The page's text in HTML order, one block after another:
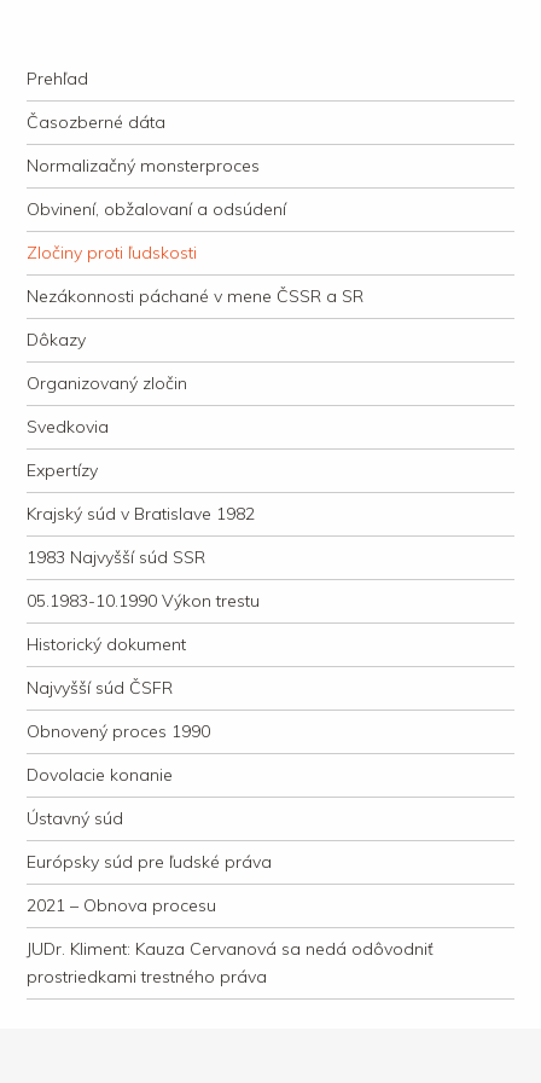
justície
Navigation
Skip to content
Prehľad
Časozberné dáta
Normalizačný monsterproces
Obvinení, obžalovaní a odsúdení
Zločiny proti ľudskosti
Nezákonnosti páchané v mene ČSSR a SR
Dôkazy
Organizovaný zločin
Svedkovia
Expertízy
Krajský súd v Bratislave 1982
1983 Najvyšší súd SSR
05.1983-10.1990 Výkon trestu
Historický dokument
Najvyšší súd ČSFR
Obnovený proces 1990
Dovolacie konanie
Ústavný súd
Európsky súd pre ľudské práva
2021 – Obnova procesu
JUDr. Kliment: Kauza Cervanová sa nedá odôvodniť
prostriedkami trestného práva